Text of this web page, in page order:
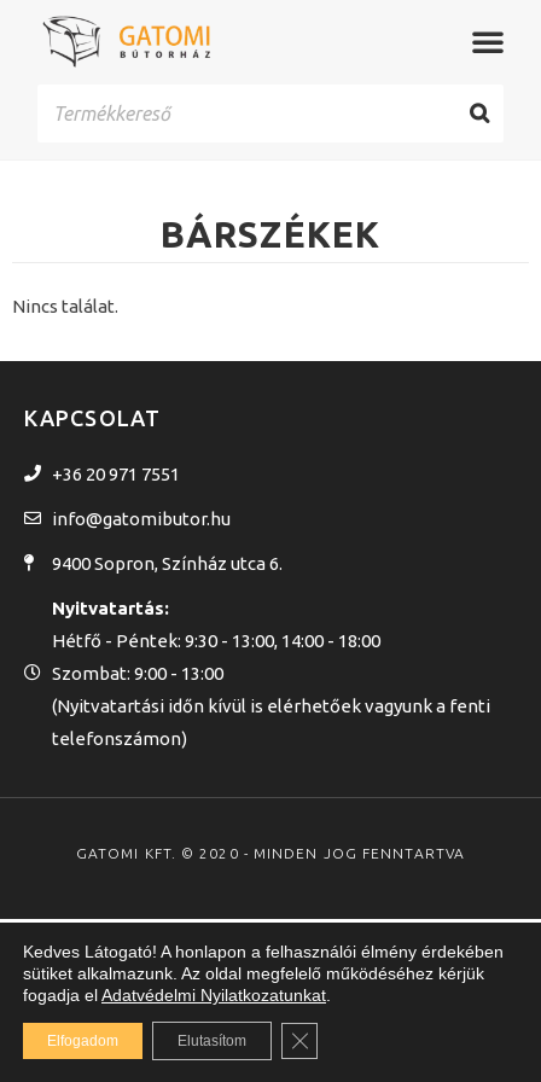
BÁRSZÉKEK
Nincs találat.
KAPCSOLAT
+36 20 971 7551
info@gatomibutor.hu
9400 Sopron, Színház utca 6.
Nyitvatartás:
Hétfő - Péntek: 9:30 - 13:00, 14:00 - 18:00
Szombat: 9:00 - 13:00
(Nyitvatartási időn kívül is elérhetőek vagyunk a fenti
telefonszámon)
GATOMI KFT. © 2020 - MINDEN JOG FENNTARTVA
Kedves Látogató! A honlapon a felhasználói élmény érdekében
sütiket alkalmazunk. Az oldal megfelelő működéséhez kérjük
fogadja elAdatvédelmi Nyilatkozatunkat
Elfogadom Elutasítom Close GDPR Cookie Banner